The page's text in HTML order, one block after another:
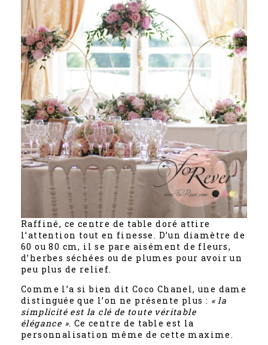
Raffiné, ce centre de table doré attire
l’attention tout en finesse. D’un diamètre de
60 ou 80 cm, il se pare aisément de fleurs,
d’herbes séchées ou de plumes pour avoir un
peu plus de relief.
Comme l’a si bien dit Coco Chanel, une dame
distinguée que l’on ne présente plus : « la
simplicité est la clé de toute véritable
élégance ». Ce centre de table est la
personnalisation même de cette maxime.